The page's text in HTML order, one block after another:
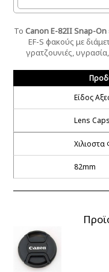
Το Canon E-82II Snap-On
EF-S φακούς με
γρατζουνιές υγρασία
Είδος
Lens Caps
Χιλιοστα
82mm